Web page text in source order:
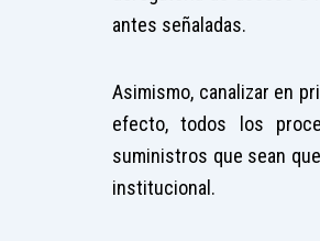
antes señaladas.
Asimismo, canalizar en
efecto, todos los
suministros que sean
institucional.